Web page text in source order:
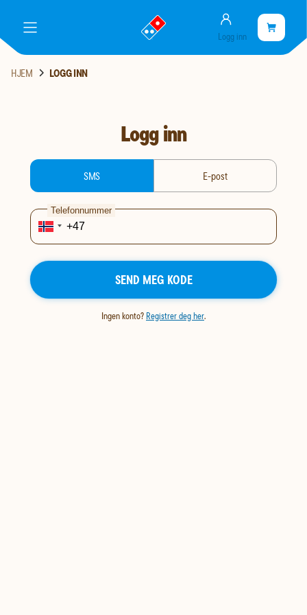
meny
gå
til
landingssiden
Konto
Logg inn
er
tom
HJEM LOGG INN
Logg inn
login-type
SMS E-post
Telefonnummer
SEND MEG KODE
Ingen konto? Registrer deg her.